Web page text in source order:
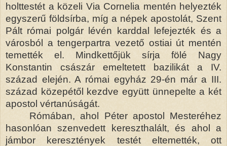
holttestét a közeli Via Cornelia mentén helyezték
egyszerű földsírba, míg a népek apostolát, Szent
Pált római polgár lévén karddal lefejezték és a
városból a tengerpartra vezető ostiai út mentén
temették el. Mindkettőjük sírja fölé Nagy
Konstantin császár emeltetett bazilikát a IV.
század elején. A római egyház 29-én már a III.
század közepétől kezdve együtt ünnepelte a két
apostol vértanúságát.
Rómában, ahol Péter apostol Mesteréhez
hasonlóan szenvedett kereszthalált, és ahol a
jámbor keresztények testét eltemették, ott